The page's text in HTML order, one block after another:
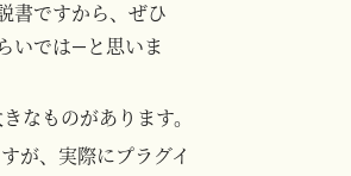
書ですから、ぜひ
いでは—と思いま
なものがあります。
が、実際にプラグイ